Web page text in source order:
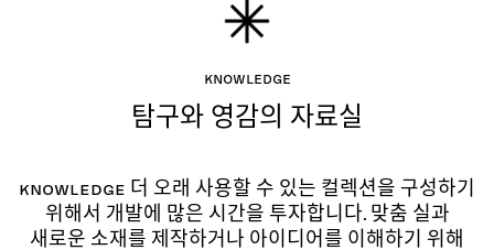
Knowledge
탐구와 영감의 자료실
Knowledge 더 오래 사용할 수 있는 컬렉션을 구성하기
위해서 개발에 많은 시간을 투자합니다. 맞춤 실과
새로운 소재를 제작하거나 아이디어를 이해하기 위해